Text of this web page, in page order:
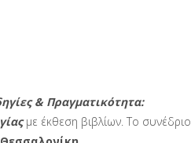
& Πραγματικότητα:
με έκθεση βιβλίων. Το συνέδριο